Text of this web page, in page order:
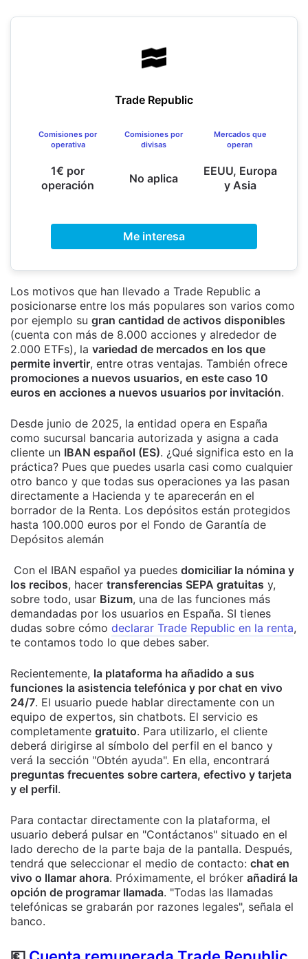
Trade Republic
Comisiones por
operativa
1€ por
operación
Comisiones por
divisas
No aplica
Mercados que
operan
EEUU, Europa
y Asia
Me interesa
Los motivos que han llevado a Trade Republic a
posicionarse entre los más populares son varios como
por ejemplo su gran cantidad de activos disponibles
(cuenta con más de 8.000 acciones y alrededor de
2.000 ETFs), la variedad de mercados en los que
permite invertir, entre otras ventajas. También ofrece
promociones a nuevos usuarios, en este caso 10
euros en acciones a nuevos usuarios por invitación.
Desde junio de 2025, la entidad opera en España
como sucursal bancaria autorizada y asigna a cada
cliente un IBAN español (ES). ¿Qué significa esto en la
práctica? Pues que puedes usarla casi como cualquier
otro banco y que todas sus operaciones ya las pasan
directamente a Hacienda y te aparecerán en el
borrador de la Renta. Los depósitos están protegidos
hasta 100.000 euros por el Fondo de Garantía de
Depósitos alemán
Con el IBAN español ya puedes domiciliar la nómina y
los recibos, hacer transferencias SEPA gratuitas y,
sobre todo, usar Bizum, una de las funciones más
demandadas por los usuarios en España. SI tienes
dudas sobre cómo declarar Trade Republic en la renta,
te contamos todo lo que debes saber.
Recientemente, la plataforma ha añadido a sus
funciones la asistencia telefónica y por chat en vivo
24/7. El usuario puede hablar directamente con un
equipo de expertos, sin chatbots. El servicio es
completamente gratuito. Para utilizarlo, el cliente
deberá dirigirse al símbolo del perfil en el banco y
verá la sección "Obtén ayuda". En ella, encontrará
preguntas frecuentes sobre cartera, efectivo y tarjeta
y el perfil.
Para contactar directamente con la plataforma, el
usuario deberá pulsar en "Contáctanos" situado en el
lado derecho de la parte baja de la pantalla. Después,
tendrá que seleccionar el medio de contacto: chat en
vivo o llamar ahora. Próximamente, el bróker añadirá la
opción de programar llamada. "Todas las llamadas
telefónicas se grabarán por razones legales", señala el
banco.